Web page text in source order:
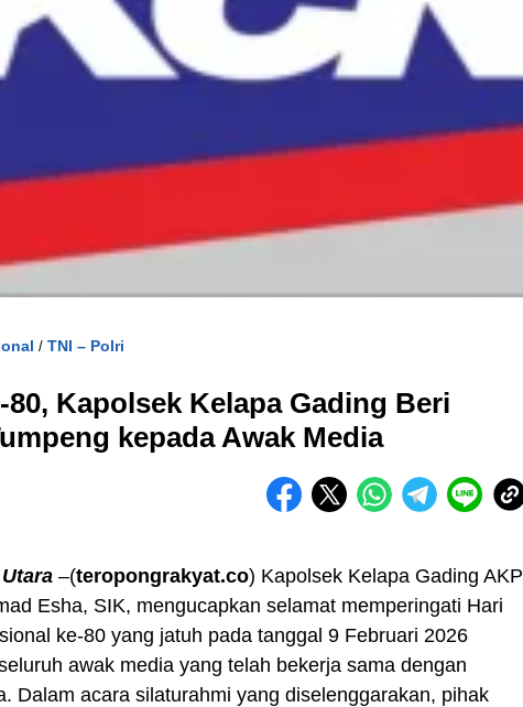
/ TNI – Polri
Kapolsek Kelapa Gading Beri
kepada Awak Media
–(teropongrakyat.co) Kapolsek Kelapa Gading AKP
Esha, SIK, mengucapkan selamat memperingati Hari
ke-80 yang jatuh pada tanggal 9 Februari 2026
awak media yang telah bekerja sama dengan
Dalam acara silaturahmi yang diselenggarakan, pihak